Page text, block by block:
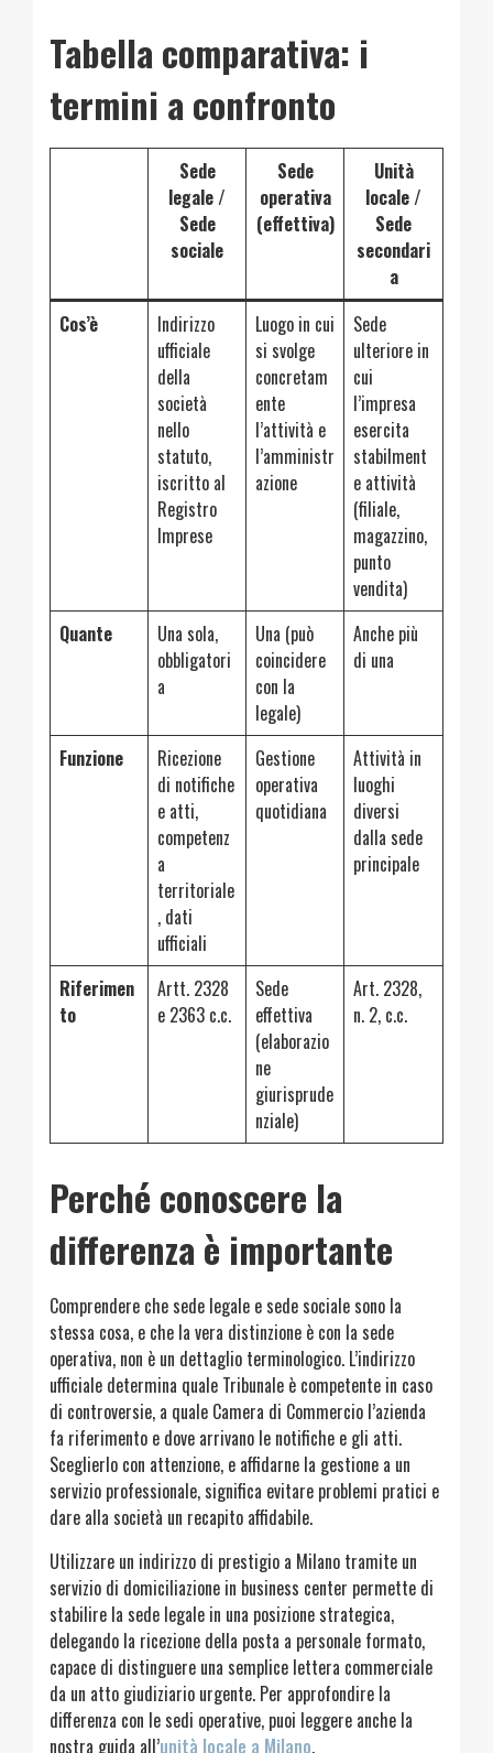
Tabella comparativa: i
termini a confronto
Sede
legale /
Sede
sociale
Sede
operativa
(effettiva)
Unità
locale /
Sede
secondari
a
Cos’è
Indirizzo
ufficiale
della
società
nello
statuto,
iscritto al
Registro
Imprese
Luogo in cui
si svolge
concretam
ente
l’attività e
l’amministr
azione
Sede
ulteriore in
cui
l’impresa
esercita
stabilment
e attività
(filiale,
magazzino,
punto
vendita)
Quante
Una sola,
obbligatori
a
Una (può
coincidere
con la
legale)
Anche più
di una
Funzione
Ricezione
di notifiche
e atti,
competenz
a
territoriale
, dati
ufficiali
Gestione
operativa
quotidiana
Attività in
luoghi
diversi
dalla sede
principale
Riferimen
to
Artt. 2328
e 2363 c.c.
Sede
effettiva
(elaborazio
ne
giurisprude
nziale)
Art. 2328,
n. 2, c.c.
Perché conoscere la
differenza è importante
Comprendere che sede legale e sede sociale sono la
stessa cosa, e che la vera distinzione è con la sede
operativa, non è un dettaglio terminologico. L’indirizzo
ufficiale determina quale Tribunale è competente in caso
di controversie, a quale Camera di Commercio l’azienda
fa riferimento e dove arrivano le notifiche e gli atti.
Sceglierlo con attenzione, e affidarne la gestione a un
servizio professionale, significa evitare problemi pratici e
dare alla società un recapito affidabile.
Utilizzare un indirizzo di prestigio a Milano tramite un
servizio di domiciliazione in business center permette di
stabilire la sede legale in una posizione strategica,
delegando la ricezione della posta a personale formato,
capace di distinguere una semplice lettera commerciale
da un atto giudiziario urgente. Per approfondire la
differenza con le sedi operative, puoi leggere anche la
nostra guida all’unità locale a Milano.